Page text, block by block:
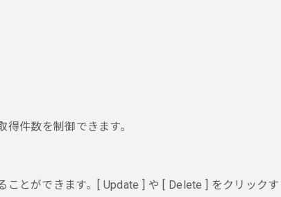
件数を制御できます。
とができます。[ Update ] や [ Delete ] をクリックす